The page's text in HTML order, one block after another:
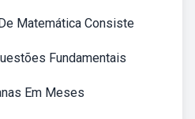
Matemática Consiste
Fundamentais
Em Meses